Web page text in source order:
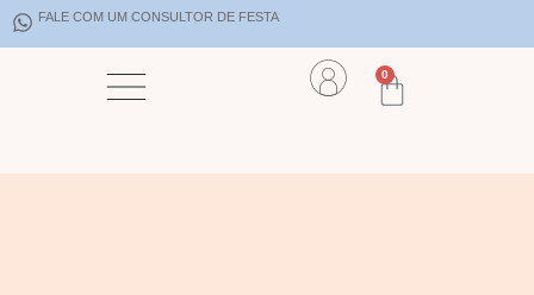
FALE COM UM CONSULTOR DE FESTA
0